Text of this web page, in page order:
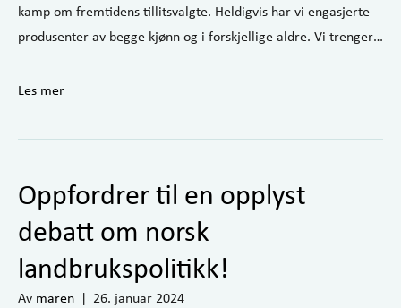
kamp om fremtidens tillitsvalgte. Heldigvis har vi engasjerte
produsenter av begge kjønn og i forskjellige aldre. Vi trenger…
Les mer
Oppfordrer til en opplyst
debatt om norsk
landbrukspolitikk!
Av maren | 26. januar 2024